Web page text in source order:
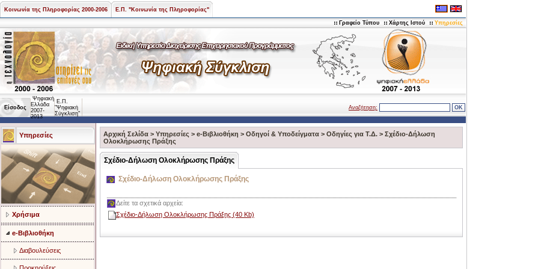
Κοινωνία της Πληροφορίας 2000-2006 Ε.Π. "Κοινωνία της Πληροφορίας"
Γραφείο Τύπου Χάρτης Ιστού Υπηρεσίες
Είσοδος
Ψηφιακή
Ελλάδα
2007-
2013
Ε.Π.
"Ψηφιακή
Σύγκλιση"
Αναζήτηση:
Υπηρεσίες
Χρήσιμα
e-Βιβλιοθήκη
Διαβουλεύσεις
Αρχική Σελίδα > Υπηρεσίες > e-Βιβλιοθήκη > Οδηγοί & Υποδείγματα > Οδηγίες για Τ.Δ. > Σχέδιο-Δήλωση
Ολοκλήρωσης Πράξης
Σχέδιο-Δήλωση Ολοκλήρωσης Πράξης
Σχέδιο-Δήλωση Ολοκλήρωσης Πράξης
Δείτε τα σχετικά αρχεία:
Σχέδιο-Δήλωση Ολοκλήρωσης Πράξης (40 Kb)